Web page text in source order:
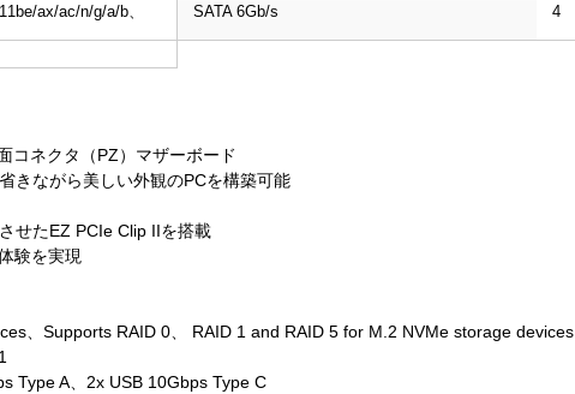
ax/ac/n/g/a/b、
SATA 6Gb/s 4
コネクタ（PZ）マザーボード
きながら美しい外観のPCを構築可能
せたEZ PCIe Clip IIを搭載
験を実現
、Supports RAID 0、 RAID 1 and RAID 5 for M.2 NVMe storage devices
Type A、2x USB 10Gbps Type C